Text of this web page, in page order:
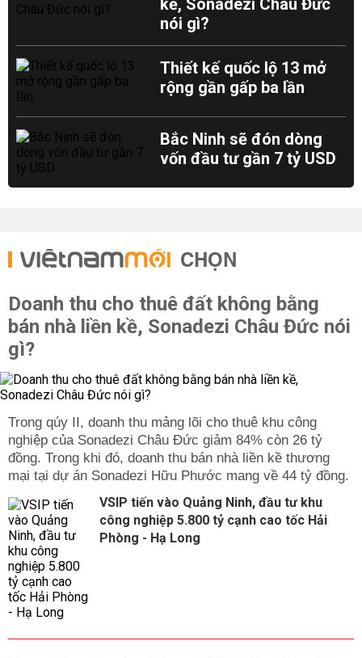
kề, Sonadezi Châu Đức
nói gì?
Thiết kế quốc lộ 13 mở
rộng gần gấp ba lần
Bắc Ninh sẽ đón dòng
vốn đầu tư gần 7 tỷ USD
CHỌN
Doanh thu cho thuê đất không bằng
bán nhà liền kề, Sonadezi Châu Đức nói
gì?
Trong qúy II, doanh thu mảng lõi cho thuê khu công
nghiệp của Sonadezi Châu Đức giảm 84% còn 26 tỷ
đồng. Trong khi đó, doanh thu bán nhà liền kề thương
mại tại dự án Sonadezi Hữu Phước mang về 44 tỷ đồng.
VSIP tiến vào Quảng Ninh, đầu tư khu
công nghiệp 5.800 tỷ cạnh cao tốc Hải
Phòng - Hạ Long